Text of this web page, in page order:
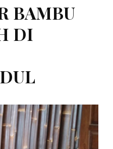
BAMBU
DI